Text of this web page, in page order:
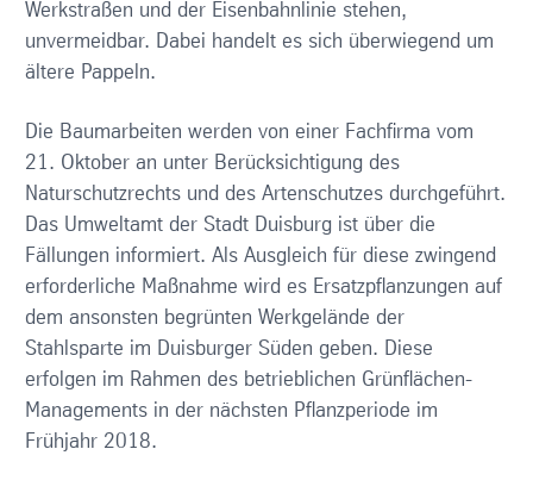
Werkstraßen und der Eisenbahnlinie stehen,
unvermeidbar. Dabei handelt es sich überwiegend um
ältere Pappeln.
Die Baumarbeiten werden von einer Fachfirma vom
21. Oktober an unter Berücksichtigung des
Naturschutzrechts und des Artenschutzes durchgeführt.
Das Umweltamt der Stadt Duisburg ist über die
Fällungen informiert. Als Ausgleich für diese zwingend
erforderliche Maßnahme wird es Ersatzpflanzungen auf
dem ansonsten begrünten Werkgelände der
Stahlsparte im Duisburger Süden geben. Diese
erfolgen im Rahmen des betrieblichen Grünflächen-
Managements in der nächsten Pflanzperiode im
Frühjahr 2018.